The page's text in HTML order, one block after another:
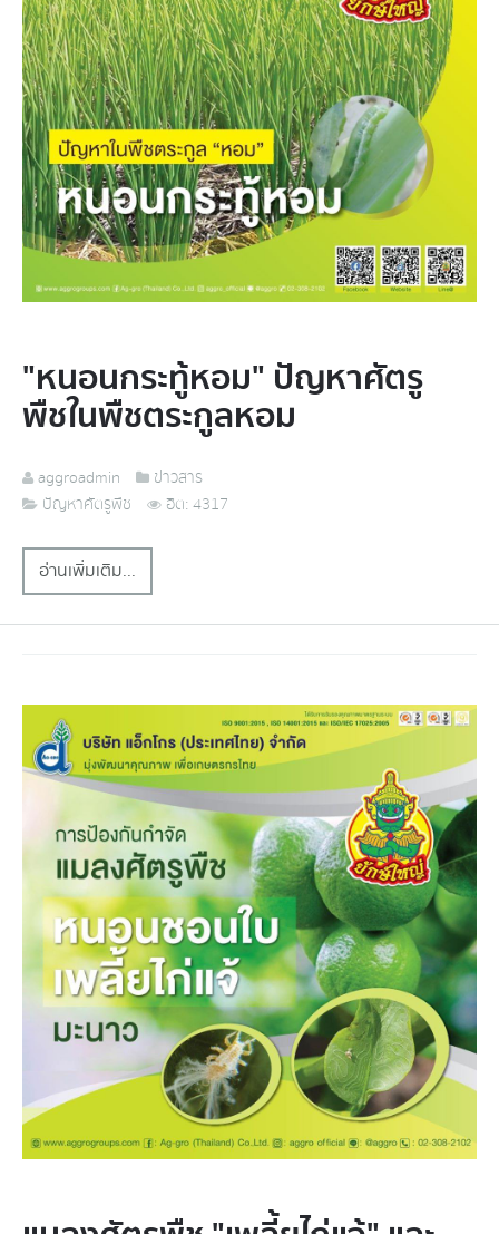
"หนอนกระทู้หอม" ปัญหาศัตรู
พืชในพืชตระกูลหอม
aggroadmin
ข่าวสาร
ปัญหาศัตรูพืช
ฮิต: 4317
อ่านเพิ่มเติม...